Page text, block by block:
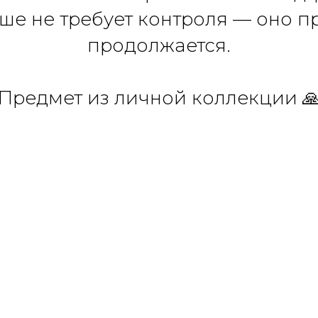
не требует контроля — оно
продолжается.
из личной коллекции